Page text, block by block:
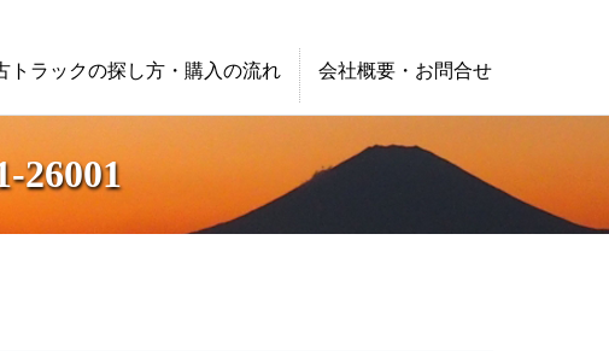
トラックの探し方・購入の流れ 会社概要・お問合せ
26001